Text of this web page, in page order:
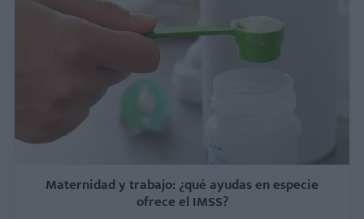
Maternidad y trabajo: ¿qué ayudas en especie
ofrece el IMSS?